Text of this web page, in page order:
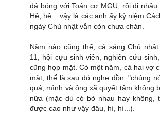
đá bóng với Toán cơ MGU, rồi đi nhậu
Hê, hê... vậy là các anh ấy kỷ niệm
ngày Chủ nhật vẫn còn chưa chán.
Năm nào cũng thế, cả sáng Chủ
11, hội cựu sinh viên, nghiên cứu
cũng họp mặt. Có một năm, cả hai vợ
mặt, thế là sau đó nghe đồn: "chúng
quá, mình và ông xã quyết tâm không
nữa (mặc dù có bỏ nhau hay không,
được cao như vậy đâu, hì, hì...).